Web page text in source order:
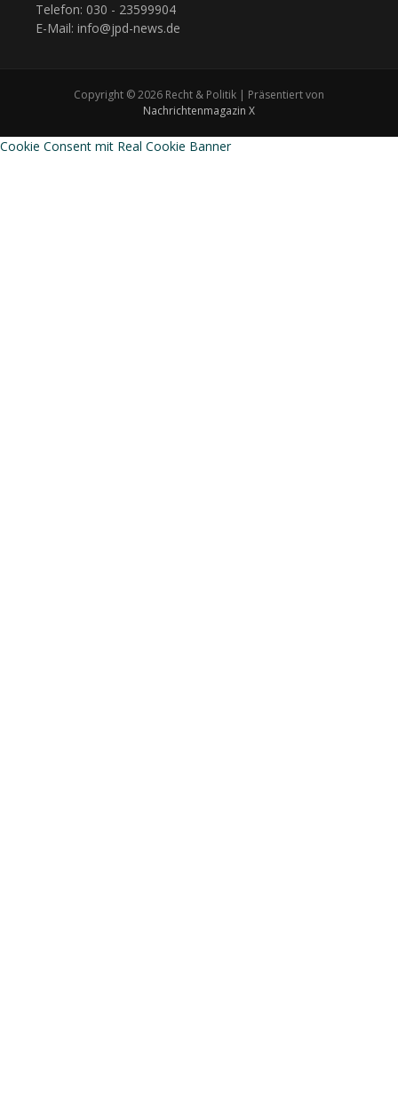
Telefon: 030 - 23599904
E-Mail: info@jpd-news.de
Copyright © 2026 Recht & Politik | Präsentiert von
Nachrichtenmagazin X
Cookie Consent mit Real Cookie Banner